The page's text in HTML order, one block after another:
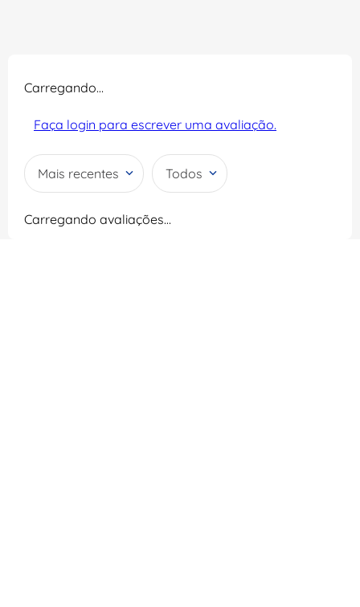
Carregando…
Faça login para escrever uma avaliação.
Mais recentes Todos
Carregando avaliações…